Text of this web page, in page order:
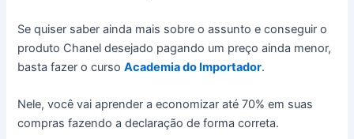
Se quiser saber ainda mais sobre o assunto e conseguir o
produto Chanel desejado pagando um preço ainda menor,
basta fazer o cursoAcademia do Importador.
Nele, você vai aprender a economizar até 70% em suas
compras fazendo a declaração de forma correta.